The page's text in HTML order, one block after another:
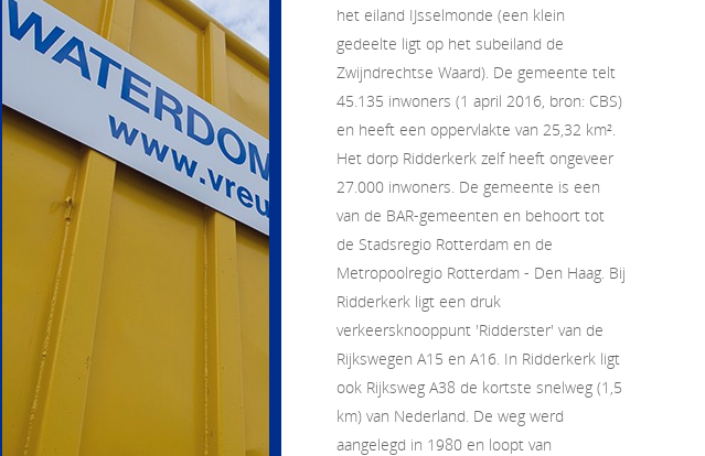
het eiland IJsselmonde (een klein
gedeelte ligt op het subeiland de
Zwijndrechtse Waard). De gemeente telt
45.135 inwoners (1 april 2016, bron: CBS)
en heeft een oppervlakte van 25,32 km².
Het dorp Ridderkerk zelf heeft ongeveer
27.000 inwoners. De gemeente is een
van de BAR-gemeenten en behoort tot
de Stadsregio Rotterdam en de
Metropoolregio Rotterdam - Den Haag. Bij
Ridderkerk ligt een druk
verkeersknooppunt 'Ridderster' van de
Rijkswegen A15 en A16. In Ridderkerk ligt
ook Rijksweg A38 de kortste snelweg (1,5
km) van Nederland. De weg werd
aangelegd in 1980 en loopt van